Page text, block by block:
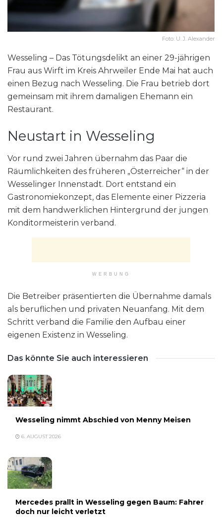
Foto: U. J. Alexander
Wesseling – Das Tötungsdelikt an einer 29-jährigen
Frau aus Wirft im Kreis Ahrweiler Ende Mai hat auch
einen Bezug nach Wesseling. Die Frau betrieb dort
gemeinsam mit ihrem damaligen Ehemann ein
Restaurant.
Neustart in Wesseling
Vor rund zwei Jahren übernahm das Paar die
Räumlichkeiten des früheren „Österreicher“ in der
Wesselinger Innenstadt. Dort entstand ein
Gastronomiekonzept, das Elemente einer Pizzeria
mit dem handwerklichen Hintergrund der jungen
Konditormeisterin verband.
WERBUNG
Die Betreiber präsentierten die Übernahme damals
als beruflichen und privaten Neuanfang. Mit dem
Schritt verband die Familie den Aufbau einer
eigenen Existenz in Wesseling.
Das könnte Sie auch interessieren
Wesseling nimmt Abschied von Menny Meisen
6. AUGUST 2026
Mercedes prallt in Wesseling gegen Baum: Fahrer
doch nur leicht verletzt